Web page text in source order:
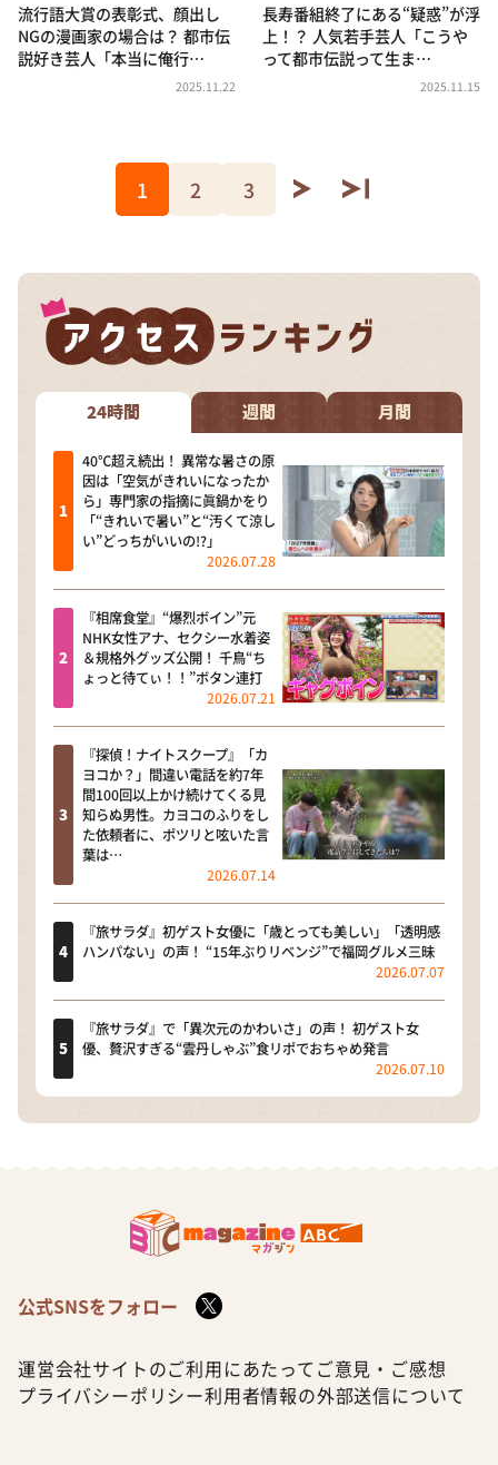
流行語大賞の表彰式、顔出し
NGの漫画家の場合は？ 都市伝
説好き芸人「本当に俺行…
2025.11.22
長寿番組終了にある“疑惑”が浮
上！？ 人気若手芸人「こうや
って都市伝説って生ま…
2025.11.15
1 2 3
24時間 週間 月間
40℃超え続出！ 異常な暑さの原
因は「空気がきれいになったか
ら」専門家の指摘に眞鍋かをり
「“きれいで暑い”と“汚くて涼し
い”どっちがいいの!?」
2026.07.28
『相席食堂』“爆烈ボイン”元
NHK女性アナ、セクシー水着姿
＆規格外グッズ公開！ 千鳥“ち
ょっと待てぃ！！”ボタン連打
2026.07.21
『探偵！ナイトスクープ』「カ
ヨコか？」間違い電話を約7年
間100回以上かけ続けてくる見
知らぬ男性。カヨコのふりをし
た依頼者に、ポツリと呟いた言
葉は…
2026.07.14
『旅サラダ』初ゲスト女優に「歳とっても美しい」「透明感
ハンパない」の声！ “15年ぶりリベンジ”で福岡グルメ三昧
2026.07.07
『旅サラダ』で「異次元のかわいさ」の声！ 初ゲスト女
優、贅沢すぎる“雲丹しゃぶ”食リポでおちゃめ発言
2026.07.10
公式SNSをフォロー
運営会社サイトのご利用にあたって ご意見・ご感想
プライバシーポリシー利用者情報の外部送信について